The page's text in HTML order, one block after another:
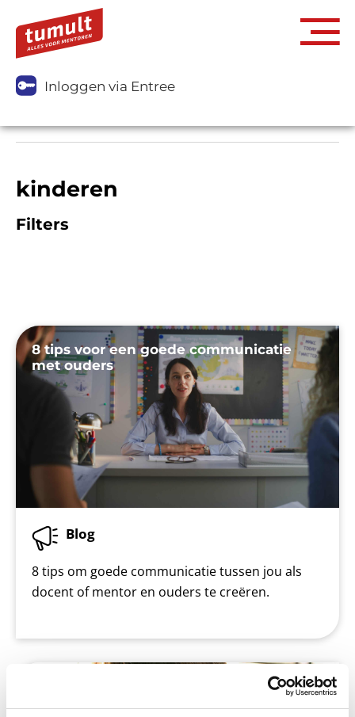
Inloggen via Entree
kinderen
Filters
8 tips voor een goede communicatie
met ouders
Blog
8 tips om goede communicatie tussen jou als
docent of mentor en ouders te creëren.
Speciaal voor ouders #10: hoe kan jouw